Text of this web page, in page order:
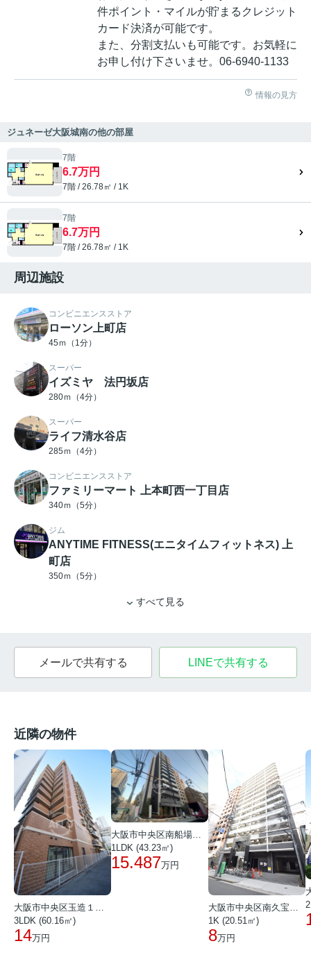
件ポイント・マイルが貯まるクレジット
カード決済が可能です。
また、分割支払いも可能です。お気軽に
お申し付け下さいませ。06-6940-1133
情報の見方
ジュネーゼ大阪城南の他の部屋
7階
6.7万円
7階 / 26.78㎡ / 1K
7階
6.7万円
7階 / 26.78㎡ / 1K
周辺施設
コンビニエンスストア
ローソン上町店
45ｍ（1分）
スーパー
イズミヤ 法円坂店
280ｍ（4分）
スーパー
ライフ清水谷店
285ｍ（4分）
コンビニエンスストア
ファミリーマート 上本町西一丁目店
340ｍ（5分）
ジム
ANYTIME FITNESS(エニタイムフィットネス) 上
町店
350ｍ（5分）
すべて見る
メールで共有する LINEで共有する
近隣の物件
大阪市中央区玉造１丁目
3LDK (60.16㎡)
14万円
大阪市中央区南船場１丁目
1LDK (43.23㎡)
15.487万円
大阪市中央区南久宝寺町１丁目
1K (20.51㎡)
8万円